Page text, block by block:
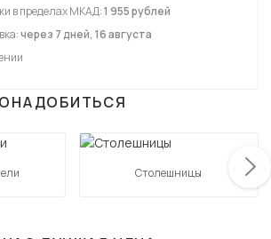
в пределах МКАД:1 955 рублей
через 7 дней, 16 августа
Столешницы